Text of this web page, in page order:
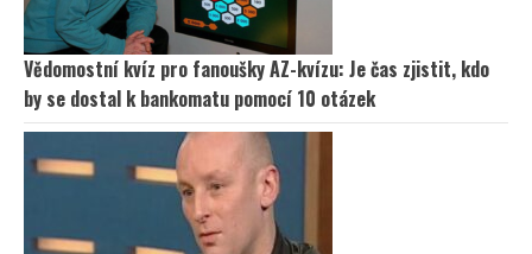
Vědomostní kvíz pro fanoušky AZ-kvízu: Je čas zjistit, kdo
by se dostal k bankomatu pomocí 10 otázek